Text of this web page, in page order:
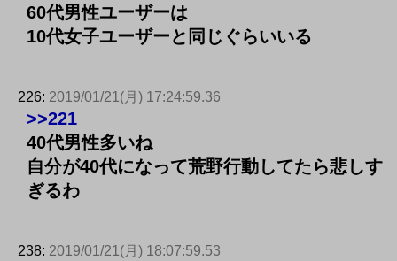
60代男性ユーザーは
10代女子ユーザーと同じぐらいいる
226: 2019/01/21(月) 17:24:59.36
>>221
40代男性多いね
自分が40代になって荒野行動してたら悲しす
ぎるわ
238: 2019/01/21(月) 18:07:59.53